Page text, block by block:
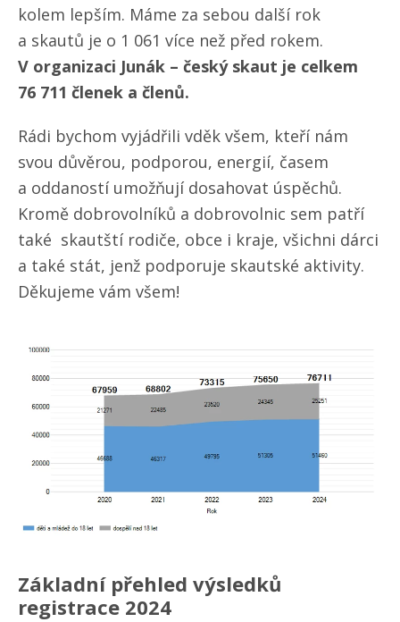
kolem lepším. Máme za sebou další rok
a skautů je o 1 061 více než před rokem.
V organizaci Junák – český skaut je celkem
76 711 členek a členů.
Rádi bychom vyjádřili vděk všem, kteří nám
svou důvěrou, podporou, energií, časem
a oddaností umožňují dosahovat úspěchů.
Kromě dobrovolníků a dobrovolnic sem patří
také skautští rodiče, obce i kraje, všichni dárci
a také stát, jenž podporuje skautské aktivity.
Děkujeme vám všem!
Základní přehled výsledků
registrace 2024